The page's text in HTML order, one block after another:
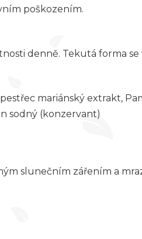
poškozením.
denně. Tekutá forma
mariánský extrakt,
sodný (konzervant)
slunečním zářením a